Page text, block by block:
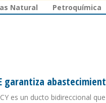
Natural Petroquímica
garantiza
es un ducto bidireccional